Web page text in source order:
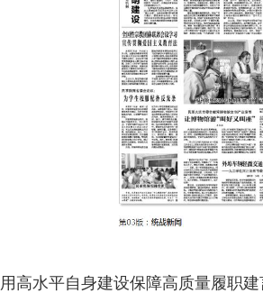
用高水平自身建设保障高质量履职建